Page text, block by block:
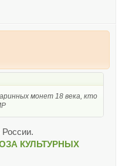
монет 18 века, кто
России.
КУЛЬТУРНЫХ